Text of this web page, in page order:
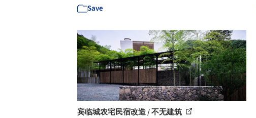
Save
宾临城农宅民宿改造 / 不无建筑